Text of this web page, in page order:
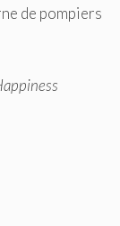
de pompiers